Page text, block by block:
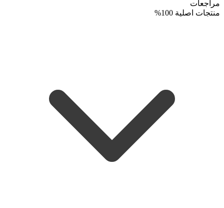
مراجعات
منتجات اصلية 100%